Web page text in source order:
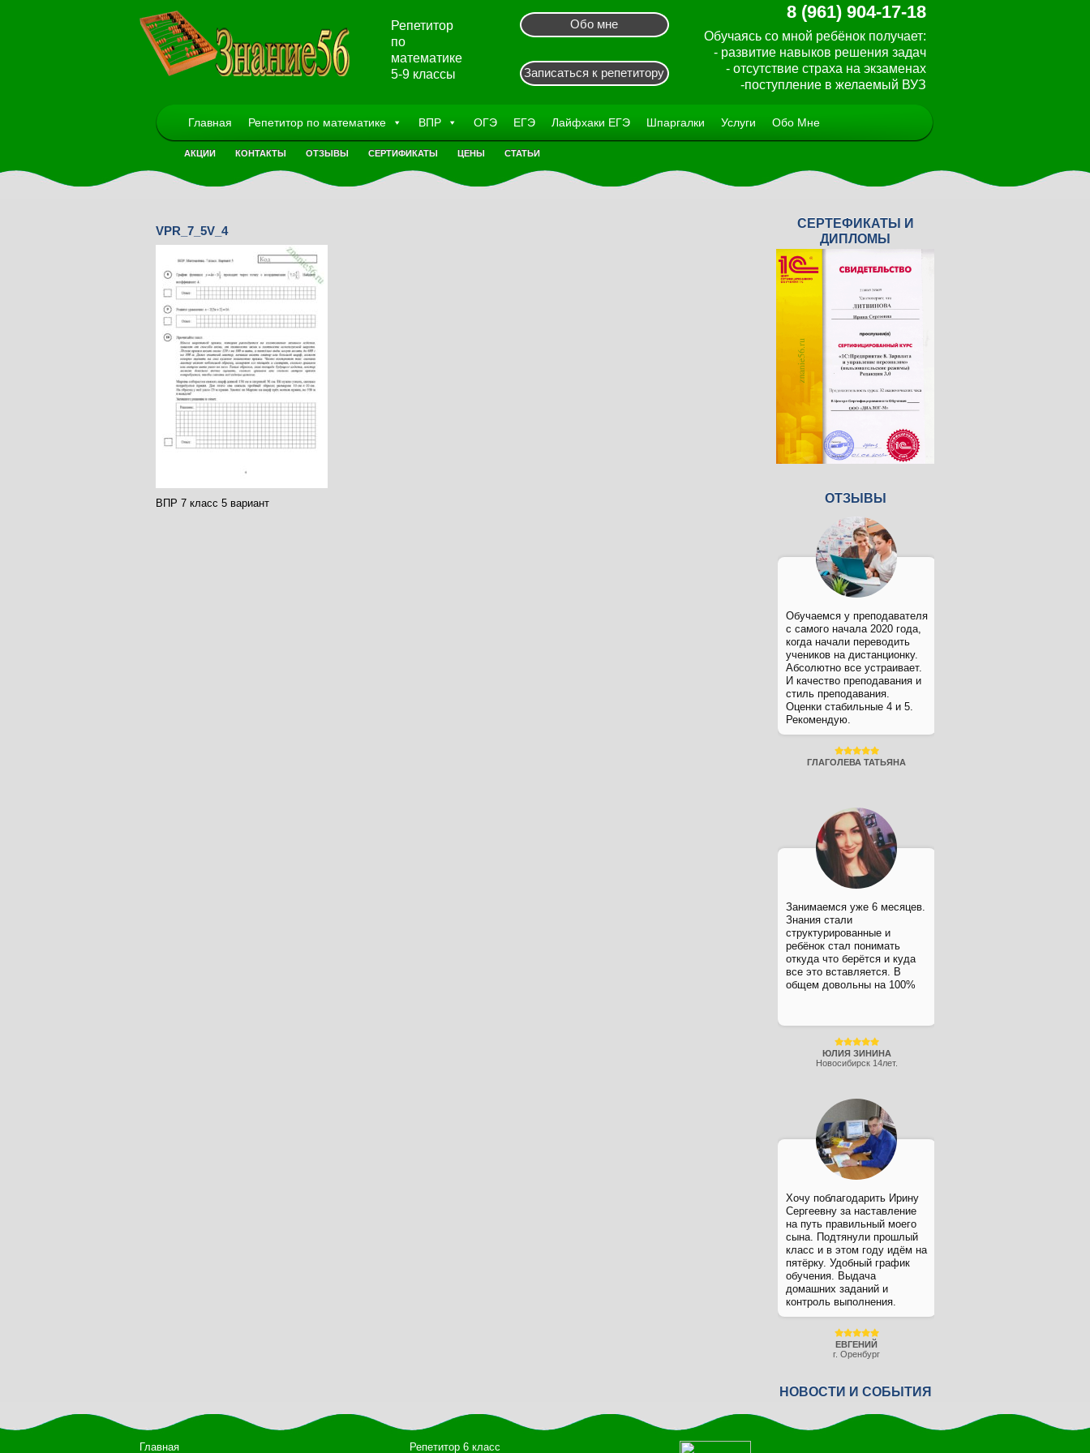
Репетитор
по
математике
5-9 классы
Обо мне
8 (961) 904-17-18
Обучаясь со мной ребёнок получает:
- развитие навыков решения задач
- отсутствие страха на экзаменах
-поступление в желаемый ВУЗ
Записаться к репетитору
Главная Репетитор по математике ВПР ОГЭ ЕГЭ Лайфхаки ЕГЭ Шпаргалки Услуги Обо Мне
АКЦИИ КОНТАКТЫ ОТЗЫВЫ СЕРТИФИКАТЫ ЦЕНЫ СТАТЬИ
VPR_7_5V_4
ВПР 7 класс 5 вариант
СЕРТЕФИКАТЫ И
ДИПЛОМЫ
< >
ОТЗЫВЫ
Обучаемся у преподавателя
с самого начала 2020 года,
когда начали переводить
учеников на дистанционку.
Абсолютно все устраивает.
И качество преподавания и
стиль преподавания.
Оценки стабильные 4 и 5.
Рекомендую.
ГЛАГОЛЕВА ТАТЬЯНА
Занимаемся уже 6 месяцев.
Знания стали
структурированные и
ребёнок стал понимать
откуда что берётся и куда
все это вставляется. В
общем довольны на 100%
ЮЛИЯ ЗИНИНА
Новосибирск 14лет.
Хочу поблагодарить Ирину
Сергеевну за наставление
на путь правильный моего
сына. Подтянули прошлый
класс и в этом году идём на
пятёрку. Удобный график
обучения. Выдача
домашних заданий и
контроль выполнения.
ЕВГЕНИЙ
г. Оренбург
НОВОСТИ И СОБЫТИЯ
Главная Репетитор 6 класс